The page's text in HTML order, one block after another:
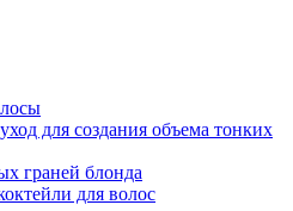
для создания объема тонких
граней блонда
для волос